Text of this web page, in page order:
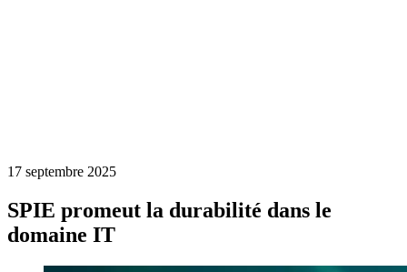
17 septembre 2025
SPIE promeut la durabilité dans le
domaine IT